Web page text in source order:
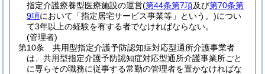
指定介護療養型医療施設の運営(第44条第7項及び第70条第
9項において「指定居宅サービス事業等」という。)につい
て3年以上の経験を有する者でなければならない。
(管理者)
第10条
共用型指定介護予防認知症対応型通所介護事業者
は、共用型指定介護予防認知症対応型通所介護事業所ごと
に専らその職務に従事する常勤の管理者を置かなければな